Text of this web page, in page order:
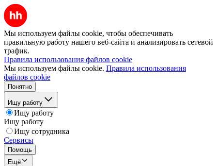
Мы используем файлы cookie, чтобы обеспечивать
правильную работу нашего веб-сайта и анализировать сетевой
трафик.
Правила использования файлов cookie
Мы используем файлы cookie. Правила использования
файлов cookie
Понятно
Ищу работу
Ищу работу
Ищу работу
Ищу сотрудника
Сервисы
Помощь
Ещё